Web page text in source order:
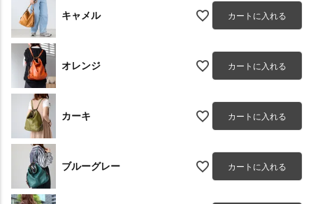
キャメル カートに入れる
オレンジ カートに入れる
カーキ カートに入れる
ブルーグレー カートに入れる